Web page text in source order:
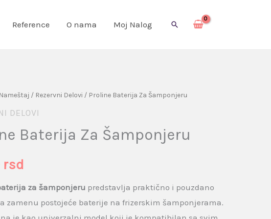
Reference O nama Moj Nalog Pretraga
Nameštaj / Rezervni Delovi / Proline Baterija Za Šamponjeru
DELOVI
Baterija Za Šamponjeru
rsd
za šamponjeru predstavlja praktično i pouzdano
zamenu postojeće baterije na frizerskim šamponjerama.